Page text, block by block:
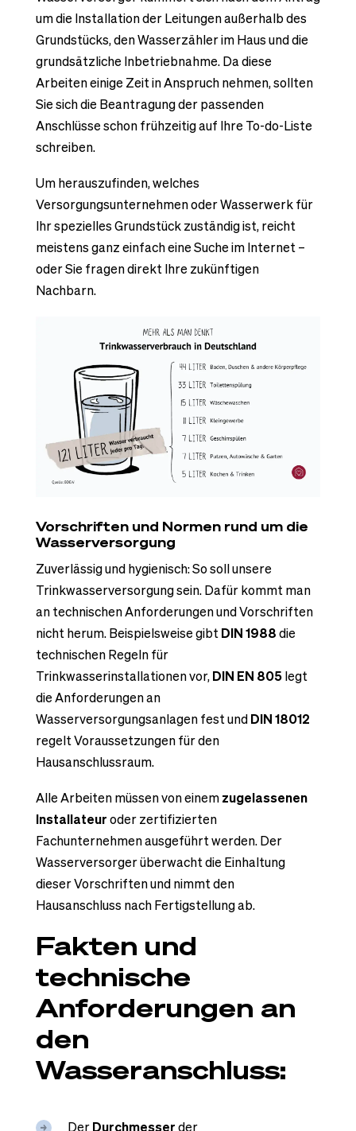
um die Installation der Leitungen außerhalb des
Grundstücks, den Wasserzähler im Haus und die
grundsätzliche Inbetriebnahme. Da diese
Arbeiten einige Zeit in Anspruch nehmen, sollten
Sie sich die Beantragung der passenden
Anschlüsse schon frühzeitig auf Ihre To-do-Liste
schreiben.
Um herauszufinden, welches
Versorgungsunternehmen oder Wasserwerk für
Ihr spezielles Grundstück zuständig ist, reicht
meistens ganz einfach eine Suche im Internet –
oder Sie fragen direkt Ihre zukünftigen
Nachbarn.
Vorschriften und Normen rund um die
Wasserversorgung
Zuverlässig und hygienisch: So soll unsere
Trinkwasserversorgung sein. Dafür kommt man
an technischen Anforderungen und Vorschriften
nicht herum. Beispielsweise gibtDIN 1988die
technischen Regeln für
Trinkwasserinstallationen vor,DIN EN 805legt
die Anforderungen an
Wasserversorgungsanlagen fest undDIN 18012
regelt Voraussetzungen für den
Hausanschlussraum.
Alle Arbeiten müssen von einemzugelassenen
Installateuroder zertifizierten
Fachunternehmen ausgeführt werden. Der
Wasserversorger überwacht die Einhaltung
dieser Vorschriften und nimmt den
Hausanschluss nach Fertigstellung ab.
Fakten und
technische
Anforderungen an
den
Wasseranschluss:
DerDurchmesserder